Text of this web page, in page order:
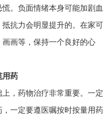
。负面情绪本身可能加剧血
抗力会明显提升的。在家可
画等，保持一个良好的心
用药
，药物治疗非常重要。一定
一定要遵医嘱按时按量用药